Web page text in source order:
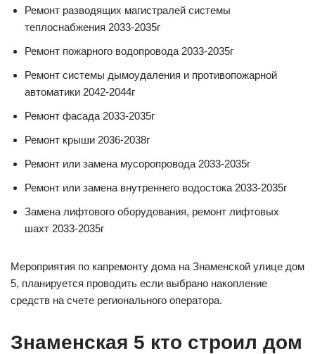
Ремонт разводящих магистралей системы
теплоснабжения 2033-2035г
Ремонт пожарного водопровода 2033-2035г
Ремонт системы дымоудаления и противопожарной
автоматики 2042-2044г
Ремонт фасада 2033-2035г
Ремонт крыши 2036-2038г
Ремонт или замена мусоропровода 2033-2035г
Ремонт или замена внутреннего водостока 2033-2035г
Замена лифтового оборудования, ремонт лифтовых
шахт 2033-2035г
Мероприятия по капремонту дома на Знаменской улице дом
5, планируется проводить если выбрано накопление
средств на счете регионального оператора.
Знаменская 5 кто строил дом